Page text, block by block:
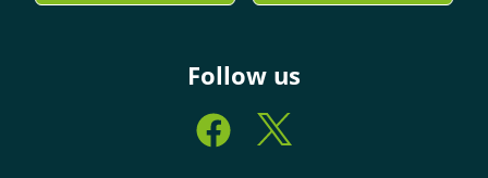
Follow us